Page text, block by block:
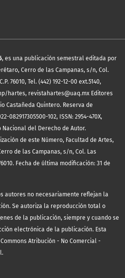
, es una publicación semestral editada por
Cerro de las Campanas, s/n, Col.
76010, Tel. (442) 192-12-00 ext.5140,
hartes, revistahartes@uaq.mx Editores
Castañeda Quintero. Reserva de
082917305500-102, ISSN: 2954-470X,
del Derecho de Autor.
de este Número, Facultad de Artes,
de las Campanas, s/n, Col. Las
Fecha de última modificación: 31 de
autores no necesariamente reflejan la
Se autoriza la reproducción total o
de la publicación, siempre y cuando se
electrónica de la publicación. Esta
Atribución - No Comercial -